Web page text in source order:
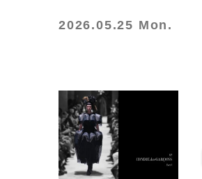
2026.05.25 Mon.